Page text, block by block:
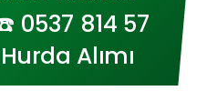
Hizmet Bölgeleri
0537 814 57
Alımı